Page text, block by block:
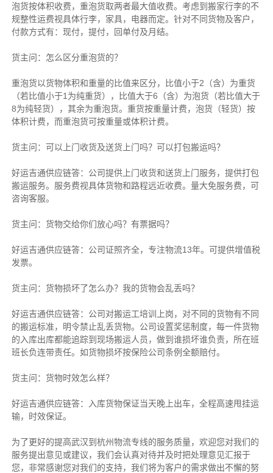
泡货按体积收费，重泡货取两者最大值收费。考虑到搬家行李的不
规整性运费视具体行李，家具，电器而定。针对不同货物及客户，
付款方式有：现付，提付，回单付及月结。
货主问：怎么区分重泡货的？
重泡货以货物体积和重量的比值来区分，比值小于2（含）为重货
（若比值小于1为纯重货），比值大于6（含）为泡货（若比值大于
8为纯轻货），其余为重泡货。重货按重量计费，泡货（轻货）按
体积计费，而重泡货可按重量或体积计费。
货主问：可以上门收货及送货上门吗？可以打包搬运吗？
好运吉通供应链答：公司提供上门收货和送货上门服务，提供打包
搬运服务。服务费视具体货物和路程远近收费。量大免服务费，可
咨询客服。
货主问：货物交给你们放心吗？有票据吗？
好运吉通供应链答：公司证照齐全，专注物流13年。可提供增值税
发票。
货主问：货物损坏了怎么办？我的货物会乱丢吗？
好运吉通供应链答：公司对搬运工培训上岗，对不同的货物有不同
的搬运标准，明令禁止乱丢货物。公司设置奖惩制度，每一件货物
的入库出库都能追踪到现场搬运人员，做到谁损坏谁负责，所在班
班长负连带责任。如货物损坏按保险公司条例全额赔付。
货主问：货物时效怎么样？
好运吉通供应链答：入库货物保证当天晚上出车，全程高速甩挂运
输，时效保证。
为了更好的提高武汉到杭州物流专线的服务质量，欢迎您对我们的
服务提出意见或建议，我们会认真对待并及时把处理意见汇报于
您，非常感谢您对我们的支持，我们将为客户的需求做出不懈的努